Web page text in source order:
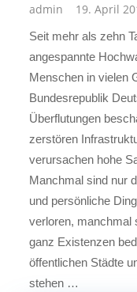
admin 19. April
Seit mehr als zehn
angespannte
Menschen in vielen
Bundesrepublik
Überflutungen
zerstören
verursachen hohe
Manchmal sind nur
und persönliche
verloren, manchmal
ganz Existenzen
öffentlichen Städte
stehen …